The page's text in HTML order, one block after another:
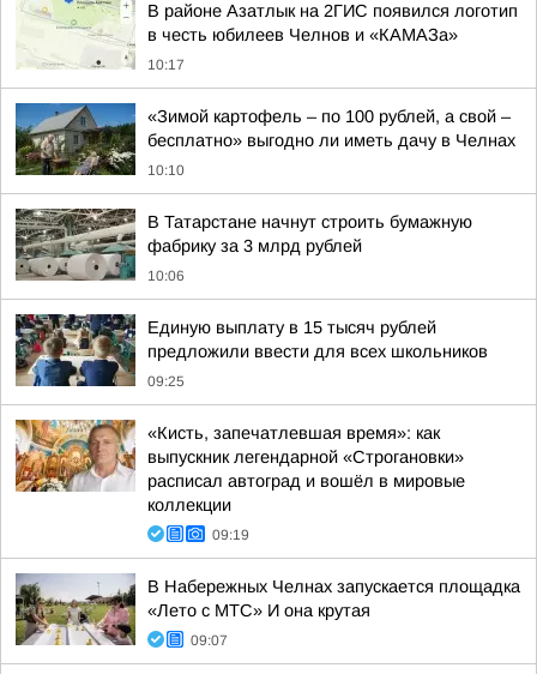
В районе Азатлык на 2ГИС появился логотип
в честь юбилеев Челнов и «КАМАЗа»
10:17
«Зимой картофель – по 100 рублей, а свой –
бесплатно» выгодно ли иметь дачу в Челнах
10:10
В Татарстане начнут строить бумажную
фабрику за 3 млрд рублей
10:06
Единую выплату в 15 тысяч рублей
предложили ввести для всех школьников
09:25
«Кисть, запечатлевшая время»: как
выпускник легендарной «Строгановки»
расписал автоград и вошёл в мировые
коллекции
09:19
В Набережных Челнах запускается площадка
«Лето с МТС» И она крутая
09:07